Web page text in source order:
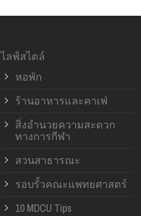
ไลฟ์สไตล์
หอพัก
ร้านอาหารและคาเฟ่
สิ่งอำนวยความสะดวก
ทางการกีฬา
สวนสาธารณะ
รอบรั้วคณะแพทยศาสตร์
10 MDCU Tips